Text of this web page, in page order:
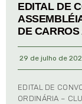
EDITAL DE
DE
29 de julho de
EDITAL DE
ORDINÁRIA –